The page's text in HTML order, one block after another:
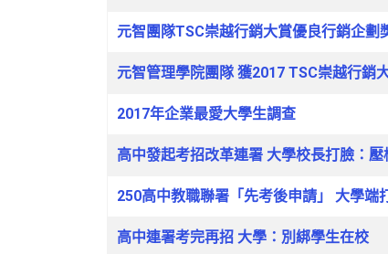
元智團隊TSC崇越行銷大賞優良行銷企劃
元智管理學院團隊 獲2017 TSC崇越行銷
2017年企業最愛大學生調查
高中發起考招改革連署 大學校長打臉：
250高中教職聯署「先考後申請」 大學端
高中連署考完再招 大學：別綁學生在校